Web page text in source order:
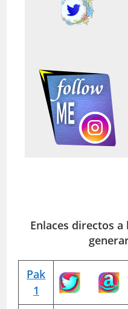
Enlaces directos
Pak
1